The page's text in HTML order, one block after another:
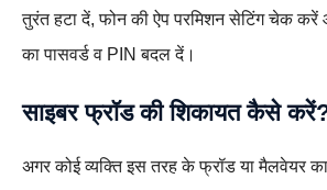
तुरंत हटा दें, फोन की ऐप परमिशन सेटिंग चेक
का पासवर्ड व PIN बदल दें।
साइबर फ्रॉड की शिकायत कैसे
अगर कोई व्यक्ति इस तरह के फ्रॉड या मैलवेयर